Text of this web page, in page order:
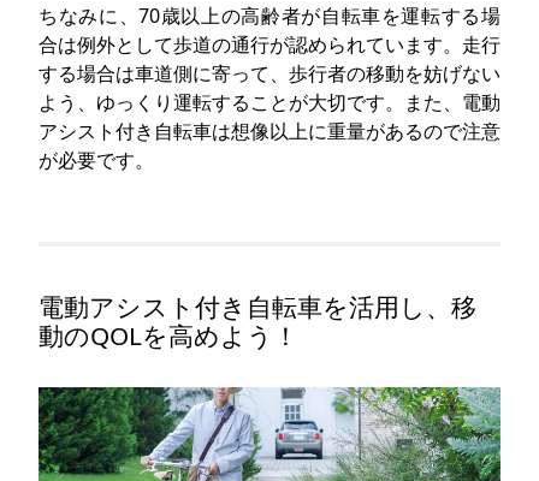
ちなみに、70歳以上の高齢者が自転車を運転する場
合は例外として歩道の通行が認められています。走行
する場合は車道側に寄って、歩行者の移動を妨げない
よう、ゆっくり運転することが大切です。また、電動
アシスト付き自転車は想像以上に重量があるので注意
が必要です。
電動アシスト付き自転車を活用し、移
動のQOLを高めよう！